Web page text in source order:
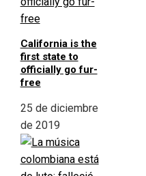
California is the
first state to
officially go fur-
free
25 de diciembre
de 2019